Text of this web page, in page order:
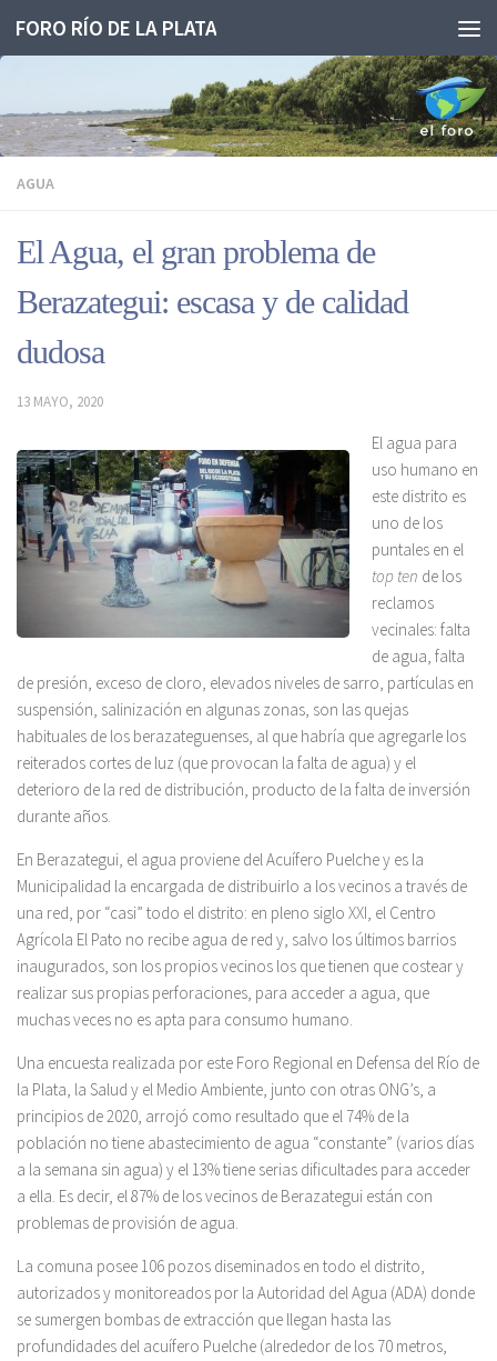
Saltar al contenido
FORO RÍO DE LA PLATA
AGUA
El Agua, el gran problema de
Berazategui: escasa y de calidad
dudosa
13 MAYO, 2020
El agua para
uso humano en
este distrito es
uno de los
puntales en el
top ten de los
reclamos
vecinales: falta
de agua, falta
de presión, exceso de cloro, elevados niveles de sarro, partículas en
suspensión, salinización en algunas zonas, son las quejas
habituales de los berazateguenses, al que habría que agregarle los
reiterados cortes de luz (que provocan la falta de agua) y el
deterioro de la red de distribución, producto de la falta de inversión
durante años.
En Berazategui, el agua proviene del Acuífero Puelche y es la
Municipalidad la encargada de distribuirlo a los vecinos a través de
una red, por “casi” todo el distrito: en pleno siglo XXI, el Centro
Agrícola El Pato no recibe agua de red y, salvo los últimos barrios
inaugurados, son los propios vecinos los que tienen que costear y
realizar sus propias perforaciones, para acceder a agua, que
muchas veces no es apta para consumo humano.
Una encuesta realizada por este Foro Regional en Defensa del Río de
la Plata, la Salud y el Medio Ambiente, junto con otras ONG’s, a
principios de 2020, arrojó como resultado que el 74% de la
población no tiene abastecimiento de agua “constante” (varios días
a la semana sin agua) y el 13% tiene serias dificultades para acceder
a ella. Es decir, el 87% de los vecinos de Berazategui están con
problemas de provisión de agua.
La comuna posee 106 pozos diseminados en todo el distrito,
autorizados y monitoreados por la Autoridad del Agua (ADA) donde
se sumergen bombas de extracción que llegan hasta las
profundidades del acuífero Puelche (alrededor de los 70 metros,